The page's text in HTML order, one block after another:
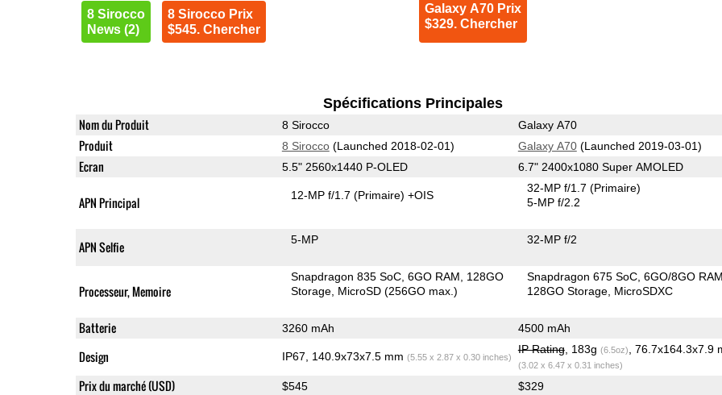
8 Sirocco
News (2)
8 Sirocco Prix
$545. Chercher
Galaxy A70 Prix
$329. Chercher
Spécifications Principales
Nom du Produit 8 Sirocco Galaxy A70
Produit 8 Sirocco(Launched 2018-02-01) Galaxy A70(Launched 2019-03-01)
Ecran 5.5" 2560x1440 P-OLED 6.7" 2400x1080 Super AMOLED
APN Principal 12-MP f/1.7(Primaire) +OIS
32-MP f/1.7(Primaire)
5-MP f/2.2
APN Selfie 5-MP 32-MP f/2
Processeur, Memoire
Snapdragon 835 SoC 6GO RAM
128GO
Storage MicroSD (256GO max.)
Snapdragon 675 SoC 6GO/8GO RAM
128GO Storage MicroSDXC
Batterie 3260 mAh 4500 mAh
Design IP67, 140.9x73x7.5 mm (5.55 x 2.87 x 0.30 inches)
IP Rating, 183g (6.5oz) , 76.7x164.3x7.9
(3.02 x 6.47 x 0.31 inches)
Prix du marché (USD) $545 $329